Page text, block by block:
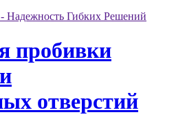
пробивки
отверстий